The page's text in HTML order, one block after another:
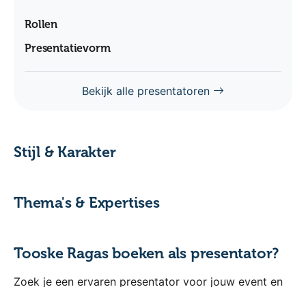
Rollen
Presentatievorm
Bekijk alle presentatoren
Stijl & Karakter
Thema's & Expertises
Tooske Ragas boeken als presentator?
Zoek je een ervaren presentator voor jouw event en